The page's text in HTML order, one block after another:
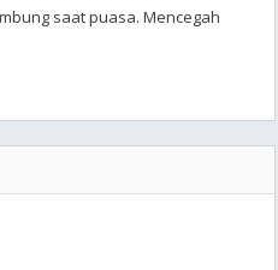
saat puasa. Mencegah